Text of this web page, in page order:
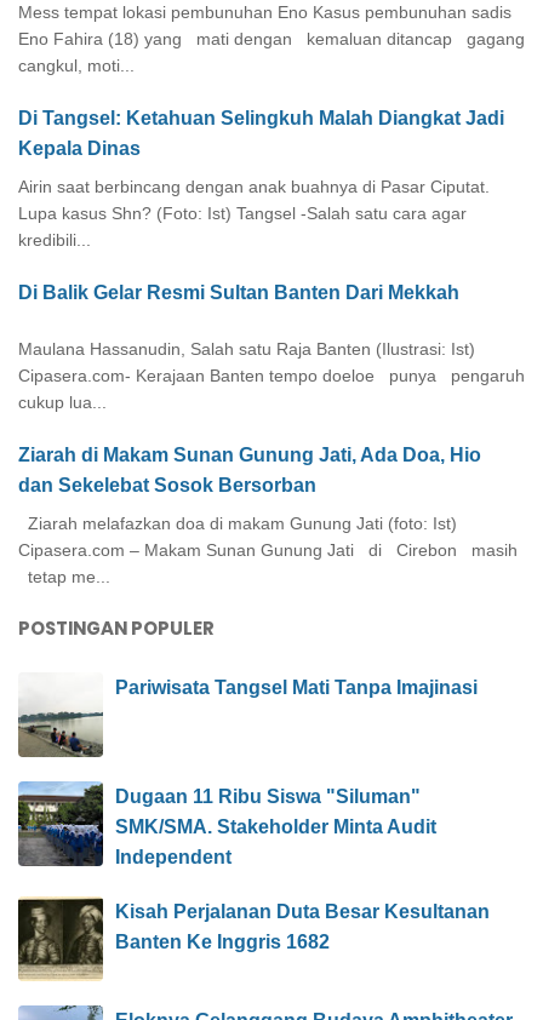
Mess tempat lokasi pembunuhan Eno Kasus pembunuhan sadis
Eno Fahira (18) yang mati dengan kemaluan ditancap gagang
cangkul, moti...
Di Tangsel: Ketahuan Selingkuh Malah Diangkat Jadi
Kepala Dinas
Airin saat berbincang dengan anak buahnya di Pasar Ciputat.
Lupa kasus Shn? (Foto: Ist) Tangsel -Salah satu cara agar
kredibili...
Di Balik Gelar Resmi Sultan Banten Dari Mekkah
Maulana Hassanudin, Salah satu Raja Banten (Ilustrasi: Ist)
Cipasera.com- Kerajaan Banten tempo doeloe punya pengaruh
cukup lua...
Ziarah di Makam Sunan Gunung Jati, Ada Doa, Hio
dan Sekelebat Sosok Bersorban
Ziarah melafazkan doa di makam Gunung Jati (foto: Ist)
Cipasera.com – Makam Sunan Gunung Jati di Cirebon masih
tetap me...
POSTINGAN POPULER
Pariwisata Tangsel Mati Tanpa Imajinasi
Dugaan 11 Ribu Siswa "Siluman"
SMK/SMA. Stakeholder Minta Audit
Independent
Kisah Perjalanan Duta Besar Kesultanan
Banten Ke Inggris 1682